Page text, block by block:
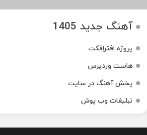
آهنگ جدید 1405
پروژه افترافکت
هاست وردپرس
پخش آهنگ در سایت
تبلیغات وب پوش